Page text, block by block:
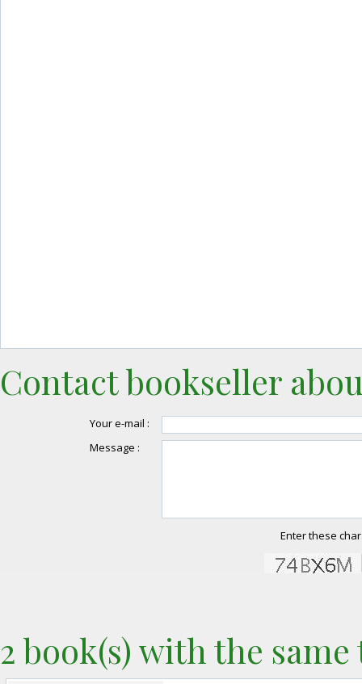
Contact bookseller
Your e-mail :
Message :
Enter these
2 book(s) with the